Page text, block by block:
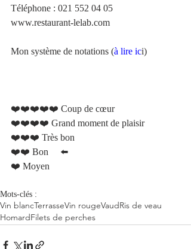
Téléphone : 021 552 04 05
www.restaurant-lelab.com
Mon système de notations (à lire ici)
❤️❤️❤️❤️ Grand moment de plaisir
❤️❤️❤️ Très bon
❤️❤️ Bon     ⬅️
❤️ Moyen
Mots-clés :
Vin blancTerrasseVin rougeVaudRis de veau
HomardFilets de perches